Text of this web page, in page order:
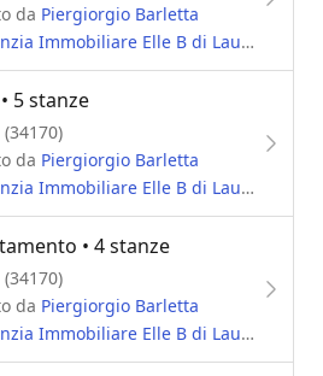
da Piergiorgio Barletta
Immobiliare Elle B di Laura Barletta
• 5 stanze
da Piergiorgio Barletta
Immobiliare Elle B di Laura Barletta
• 4 stanze
da Piergiorgio Barletta
Immobiliare Elle B di Laura Barletta